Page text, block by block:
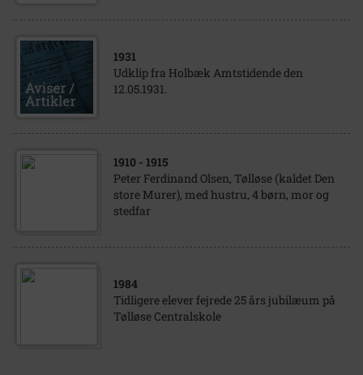
1931
Udklip fra Holbæk Amtstidende den
12.05.1931.
1910 - 1915
Peter Ferdinand Olsen, Tølløse (kaldet Den
store Murer), med hustru, 4 børn, mor og
stedfar
1984
Tidligere elever fejrede 25 års jubilæum på
Tølløse Centralskole